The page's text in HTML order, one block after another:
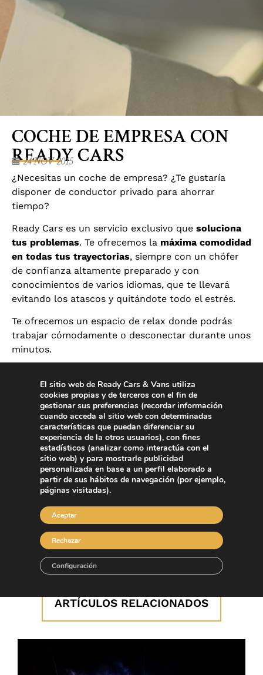
Blog
COCHE DE EMPRESA CON
READY CARS
24 NOV 2015
¿Necesitas un coche de empresa? ¿Te gustaría
disponer de conductor privado para ahorrar
tiempo?
Ready Cars es un servicio exclusivo que soluciona
tus problemas. Te ofrecemos la máxima comodidad
en todas tus trayectorias, siempre con un chófer
de confianza altamente preparado y con
conocimientos de varios idiomas, que te llevará
evitando los atascos y quitándote todo el estrés.
Te ofrecemos un espacio de relax donde podrás
trabajar cómodamente o desconectar durante unos
minutos.
Llámanos al 606 974 742 y reserva tu coche cuanto
antes.Nos adaptamos a tus necesidadesy si tienes
un negocio, dispondrás de unafactura mensual
para facilitarte las gestiones con un desglose
de los servicios utilizados.
by Ready Cars & Vans
Sin respuestas
ARTÍCULOS RELACIONADOS
El sitio web de Ready Cars & Vans utiliza
cookies propias y de terceros con el fin de
gestionar sus preferencias (recordar información
cuando acceda al sitio web con determinadas
características que puedan diferenciar su
experiencia de la otros usuarios), con fines
estadísticos (analizar como interactúa con el
sitio web) y para mostrarle publicidad
personalizada en base a un perfil elaborado a
partir de sus hábitos de navegación (por ejemplo,
páginas visitadas).
Aceptar
Rechazar
Configuración